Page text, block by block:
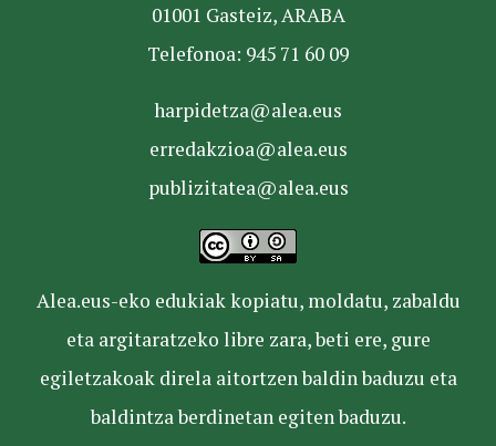
01001 Gasteiz, ARABA
Telefonoa: 945 71 60 09
harpidetza@alea.eus
erredakzioa@alea.eus
publizitatea@alea.eus
Alea.eus-eko edukiak kopiatu, moldatu, zabaldu
eta argitaratzeko libre zara, beti ere, gure
egiletzakoak direla aitortzen baldin baduzu eta
baldintza berdinetan egiten baduzu.